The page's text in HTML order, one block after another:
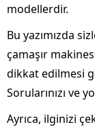
modellerdir.
Bu yazımızda
çamaşır
dikkat edilmesi
Sorularınızı ve
Ayrıca, ilginizi